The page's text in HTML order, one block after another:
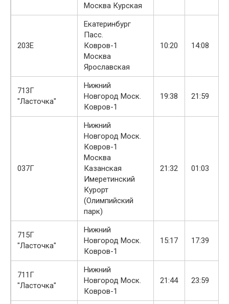
Москва Курская
203Е
Екатеринбург
Пасс.
Ковров-1
Москва
Ярославская
10:20 14:08
713Г
"Ласточка"
Нижний
Новгород Моск.
Ковров-1
19:38 21:59
037Г
Нижний
Новгород Моск.
Ковров-1
Москва
Казанская
Имеретинский
Курорт
(Олимпийский
парк)
21:32 01:03
715Г
"Ласточка"
Нижний
Новгород Моск.
Ковров-1
15:17 17:39
711Г
"Ласточка"
Нижний
Новгород Моск.
Ковров-1
21:44 23:59